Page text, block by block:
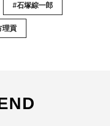
#石塚綜一郎
理貢